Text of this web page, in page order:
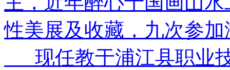
性美展及收藏，九次参
现任教于浦江县职业